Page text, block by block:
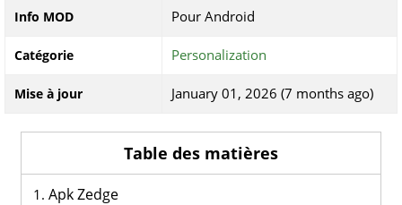
Info MOD Pour Android
Catégorie Personalization
Mise à jour January 01, 2026 (7 months ago)
Table des matières
Apk Zedge